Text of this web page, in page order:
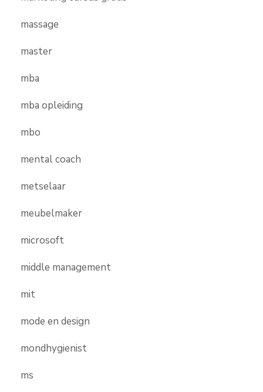
massage
master
mba
mba opleiding
mbo
mental coach
metselaar
meubelmaker
microsoft
middle management
mit
mode en design
mondhygienist
ms